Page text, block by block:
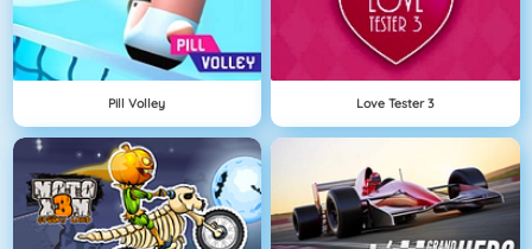
Pill Volley Love Tester 3